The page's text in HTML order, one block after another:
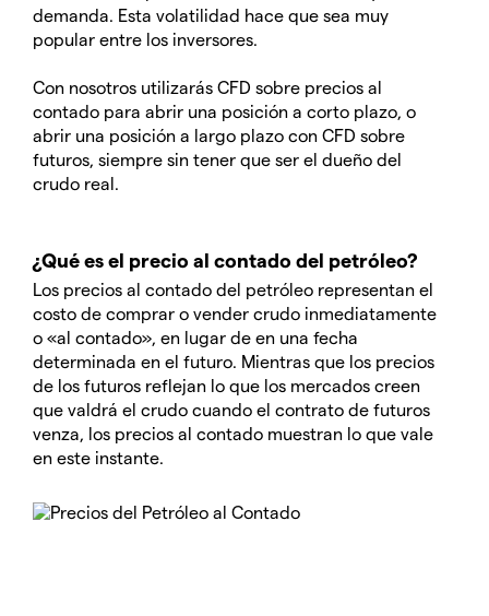
demanda. Esta volatilidad hace que sea muy
popular entre los inversores.
Con nosotros utilizarás CFD sobre precios al
contado para abrir una posición a corto plazo, o
abrir una posición a largo plazo con CFD sobre
futuros, siempre sin tener que ser el dueño del
crudo real.
¿Qué es el precio al contado del petróleo?
Los precios al contado del petróleo representan el
costo de comprar o vender crudo inmediatamente
o «al contado», en lugar de en una fecha
determinada en el futuro. Mientras que los precios
de los futuros reflejan lo que los mercados creen
que valdrá el crudo cuando el contrato de futuros
venza, los precios al contado muestran lo que vale
en este instante.